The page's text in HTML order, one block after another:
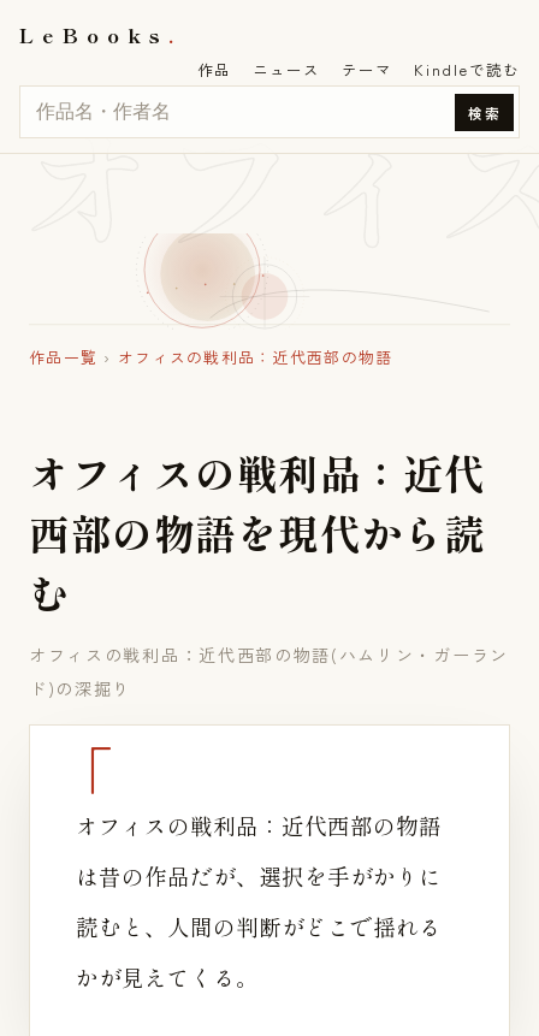
LeBooks
検索
作品 ニュース テーマ Kindleで読む
オフィ
作品一覧 › オフィスの戦利品：近代西部の物語
オ フ ィ スの戦利品 ： 近代
西部の物語を現代か ら 読
む
オフィスの戦利品：近代西部の物語(ハムリン・ガーラン
ド)の深掘り
オフィスの戦利品：近代西部の物語
は昔の作品だが、選択を手がかりに
読むと、人間の判断がどこで揺れる
かが見えてくる。